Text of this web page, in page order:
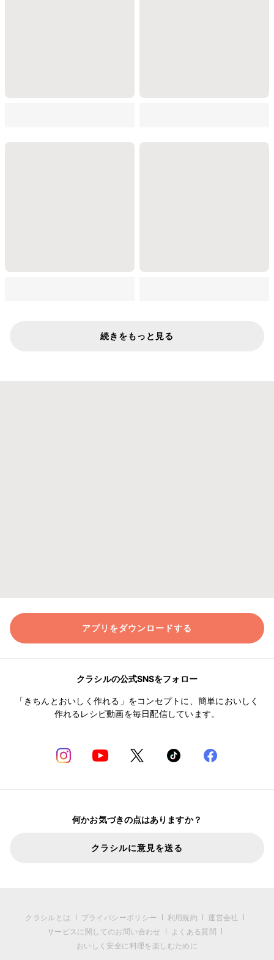
続きをもっと見る
アプリをダウンロードする
クラシルの公式SNSをフォロー
「きちんとおいしく作れる」をコンセプトに、簡単においしく
作れるレシピ動画を毎日配信しています。
何かお気づきの点はありますか？
クラシルに意見を送る
クラシルとは プライバシーポリシー 利用規約
運営会社
サービスに関してのお問い合わせ
よくある質問
おいしく安全に料理を楽しむために